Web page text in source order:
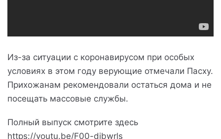
Из-за ситуации с коронавирусом при особых
условиях в этом году верующие отмечали Пасху.
Прихожанам рекомендовали остаться дома и не
посещать массовые службы.
Полный выпуск смотрите здесь
https://youtu.be/F00-dibwrls